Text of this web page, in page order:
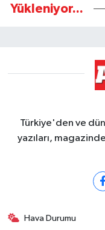
Yükleniyor...
Türkiye'den ve
yazıları,
Hava Durumu